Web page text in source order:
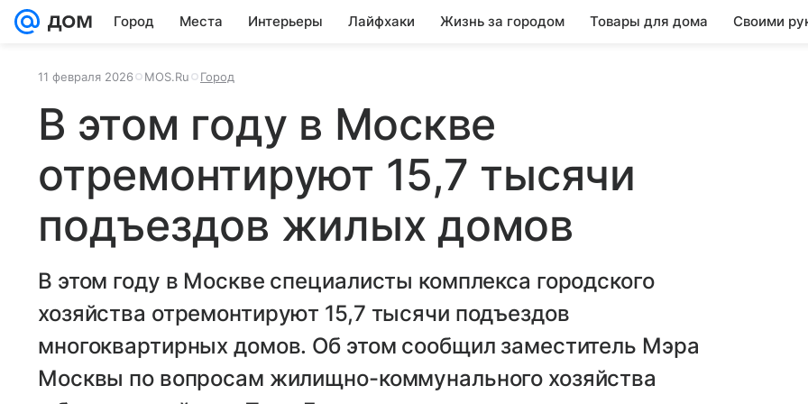
Город Места Интерьеры Лайфхаки Жизнь за городом Товары для дома Своими
11 февраля 2026 MOS.Ru Город
В этом году в Москве
отремонтируют 15,7 тысячи
подъездов жилых домов
В этом году в Москве специалисты комплекса городского
хозяйства отремонтируют 15,7 тысячи подъездов
многоквартирных домов. Об этом сообщил заместитель Мэра
Москвы по вопросам жилищно-коммунального хозяйства